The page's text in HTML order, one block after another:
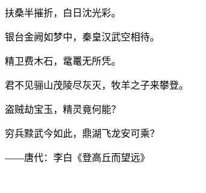
扶桑半摧折，白日沈光彩。
银台金阙如梦中，秦皇汉武空相待。
精卫费木石，鼋鼍无所凭。
君不见骊山茂陵尽灰灭，牧羊之子来攀登。
盗贼劫宝玉，精灵竟何能？
穷兵黩武今如此，鼎湖飞龙安可乘？
——唐代：李白《登高丘而望远》